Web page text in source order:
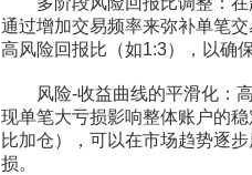
多阶段风险回报比调整：在
通过增加交易频率来弥补单笔
高风险回报比（如1:3），以确
风险-收益曲线的平滑化：高
现单笔大亏损影响整体账户的
比加仓），可以在市场趋势逐
损。